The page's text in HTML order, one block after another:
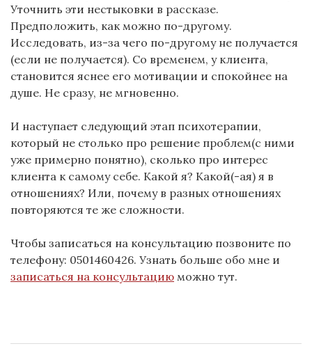
Уточнить эти нестыковки в рассказе.
Предположить, как можно по-другому.
Исследовать, из-за чего по-другому не получается
(если не получается). Со временем, у клиента,
становится яснее его мотивации и спокойнее на
душе. Не сразу, не мгновенно.
И наступает следующий этап психотерапии,
который не столько про решение проблем(с ними
уже примерно понятно), сколько про интерес
клиента к самому себе. Какой я? Какой(-ая) я в
отношениях? Или, почему в разных отношениях
повторяются те же сложности.
Чтобы записаться на консультацию позвоните по
телефону: 0501460426. Узнать больше обо мне и
записаться на консультацию можно тут.